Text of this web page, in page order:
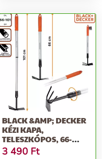
BLACK &AMP; DECKER
KÉZI KAPA,
TELESZKÓPOS, 66-
101CM, 525G
3 490 Ft